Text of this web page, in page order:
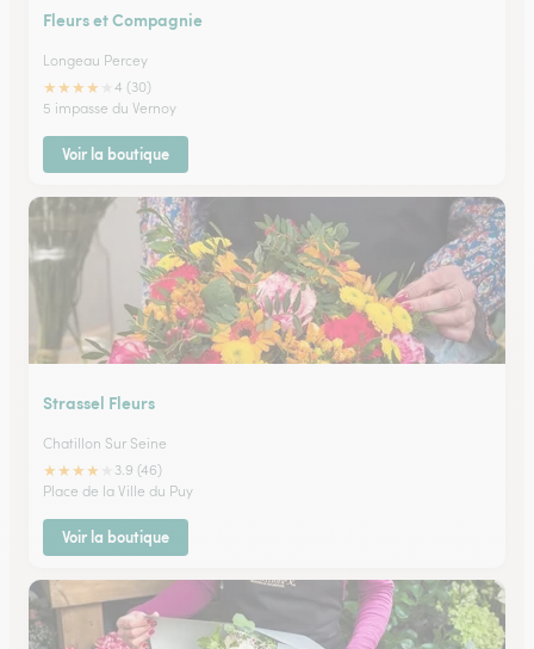
Fleurs et Compagnie
Longeau Percey
★★★★
4 (30)
5 impasse du Vernoy
Voir la boutique
Strassel Fleurs
Chatillon Sur Seine
★★★★
3.9 (46)
Place de la Ville du Puy
Voir la boutique